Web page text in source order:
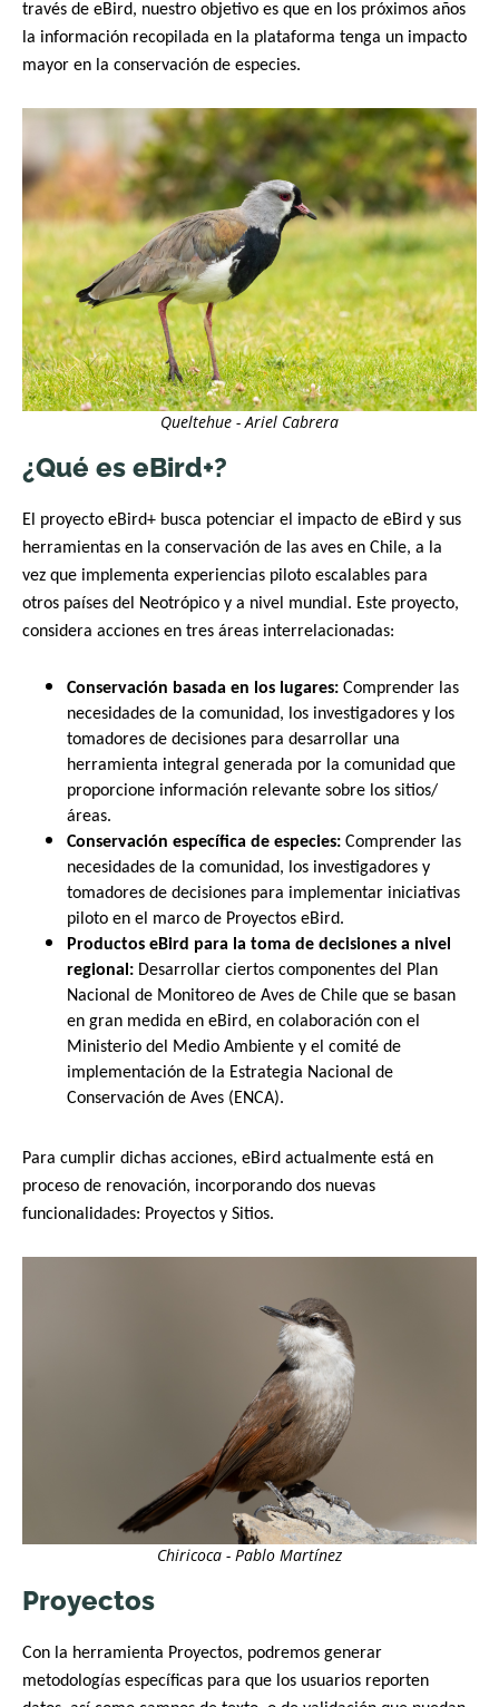
través de eBird, nuestro objetivo es que en los próximos años
la información recopilada en la plataforma tenga un impacto
mayor en la conservación de especies.
Queltehue - Ariel Cabrera
¿Qué es eBird+?
El proyecto eBird+ busca potenciar el impacto de eBird y sus
herramientas en la conservación de las aves en Chile, a la
vez que implementa experiencias piloto escalables para
otros países del Neotrópico y a nivel mundial. Este proyecto,
considera acciones en tres áreas interrelacionadas:
Conservación basada en los lugares: Comprender las
necesidades de la comunidad, los investigadores y los
tomadores de decisiones para desarrollar una
herramienta integral generada por la comunidad que
proporcione información relevante sobre los sitios/
áreas.
Conservación específica de especies: Comprender las
necesidades de la comunidad, los investigadores y
tomadores de decisiones para implementar iniciativas
piloto en el marco de Proyectos eBird.
Productos eBird para la toma de decisiones a nivel
regional: Desarrollar ciertos componentes del Plan
Nacional de Monitoreo de Aves de Chile que se basan
en gran medida en eBird, en colaboración con el
Ministerio del Medio Ambiente y el comité de
implementación de la Estrategia Nacional de
Conservación de Aves (ENCA).
Para cumplir dichas acciones, eBird actualmente está en
proceso de renovación, incorporando dos nuevas
funcionalidades: Proyectos y Sitios.
Chiricoca - Pablo Martínez
Proyectos
Con la herramienta Proyectos, podremos generar
metodologías específicas para que los usuarios reporten